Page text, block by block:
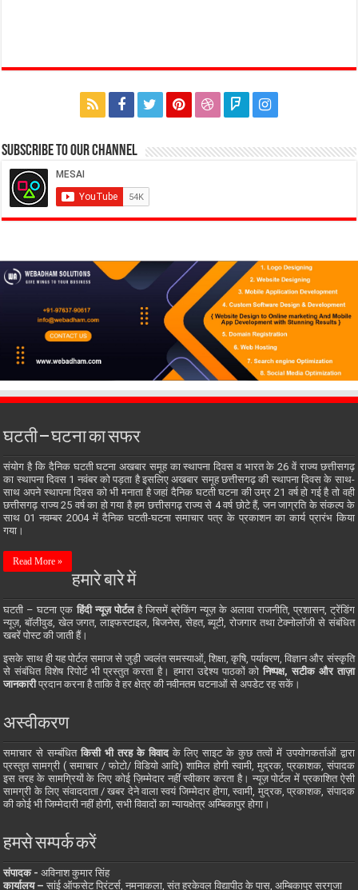
Subscribe to our Channel
घटती – घटना का सफर
संयोग है कि दैनिक घटती घटना अखबार समूह का स्थापना दिवस व भारत के 26 वें राज्य छत्तीसगढ़
का स्थापना दिवस 1 नवंबर को पड़ता है इसलिए अखबार समूह छत्तीसगढ़ की स्थापना दिवस के साथ-
साथ अपने स्थापना दिवस को भी मनाता है जहां दैनिक घटती घटना की उम्र 21 वर्ष हो गई है तो वही
छत्तीसगढ़ राज्य 25 वर्ष का हो गया है हम छत्तीसगढ़ राज्य से 4 वर्ष छोटे हैं, जन जाग्रति के संकल्प के
साथ 01 नवम्बर 2004 में दैनिक घटती-घटना समाचार पत्र के प्रकाशन का कार्य प्रारंभ किया
गया।
Read More »
हमारे बारे में
घटती – घटना एक हिंदी न्यूज़ पोर्टलहै जिसमें ब्रेकिंग न्यूज़ के अलावा राजनीति, प्रशासन, ट्रेंडिंग
न्यूज़, बॉलीवुड, खेल जगत, लाइफस्टाइल, बिजनेस, सेहत, ब्यूटी, रोजगार तथा टेक्नोलॉजी से संबंधित
खबरें पोस्ट की जाती हैं।
इसके साथ ही यह पोर्टल समाज से जुड़ी ज्वलंत समस्याओं, शिक्षा, कृषि, पर्यावरण, विज्ञान और संस्कृति
से संबंधित विशेष रिपोर्ट भी प्रस्तुत करता है। हमारा उद्देश्य पाठकों कोनिष्पक्ष, सटीक और ताज़ा
जानकारीप्रदान करना है ताकि वे हर क्षेत्र की नवीनतम घटनाओं से अपडेट रह सकें।
अस्वीकरण
समाचार से सम्बंधितकिसी भी तरह के विवादके लिए साइट के कुछ तत्वों में उपयोगकर्ताओं द्वारा
प्रस्तुत सामग्री ( समाचार / फोटो/ विडियो आदि) शामिल होगी स्वामी, मुद्रक, प्रकाशक, संपादक
इस तरह के सामग्रियों के लिए कोई ज़िम्मेदार नहीं स्वीकार करता है। न्यूज़ पोर्टल में प्रकाशित ऐसी
सामग्री के लिए संवाददाता / खबर देने वाला स्वयं जिम्मेदार होगा, स्वामी, मुद्रक, प्रकाशक, संपादक
की कोई भी जिम्मेदारी नहीं होगी, सभी विवादों का न्यायक्षेत्र अम्बिकापुर होगा।
हमसे सम्पर्क करें
संपादक -अविनाश कुमार सिंह
कार्यालय –सांई ऑफसेट प्रिंटर्स, नमनाकला, संत हरकेवल विद्यापीठ के पास, अम्बिकापुर सरगुजा